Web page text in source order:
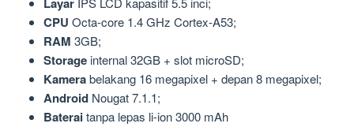
CPU Octa-core 1.4 GHz Cortex-A53;
RAM 3GB;
Storage internal 32GB + slot microSD;
Kamerabelakang 16 megapixel + depan 8 megapixel;
Android Nougat 7.1.1;
Bateraitanpa lepas li-ion 3000 mAh